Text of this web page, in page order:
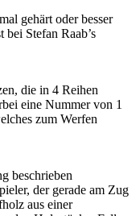
gehärt oder besser
bei Stefan Raab’s
die in 4 Reihen
eine Nummer von 1
zum Werfen
beschrieben
der gerade am Zug
aus einer